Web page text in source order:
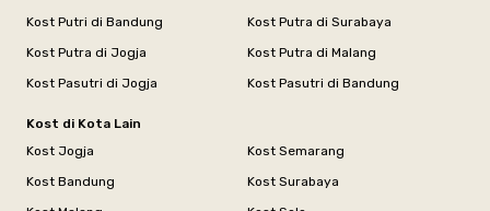
Kost Putri di Bandung
Kost Putra di Surabaya
Kost Putra di Jogja
Kost Putra di Malang
Kost Pasutri di Jogja
Kost Pasutri di Bandung
Kost di Kota Lain
Kost Jogja
Kost Semarang
Kost Bandung
Kost Surabaya